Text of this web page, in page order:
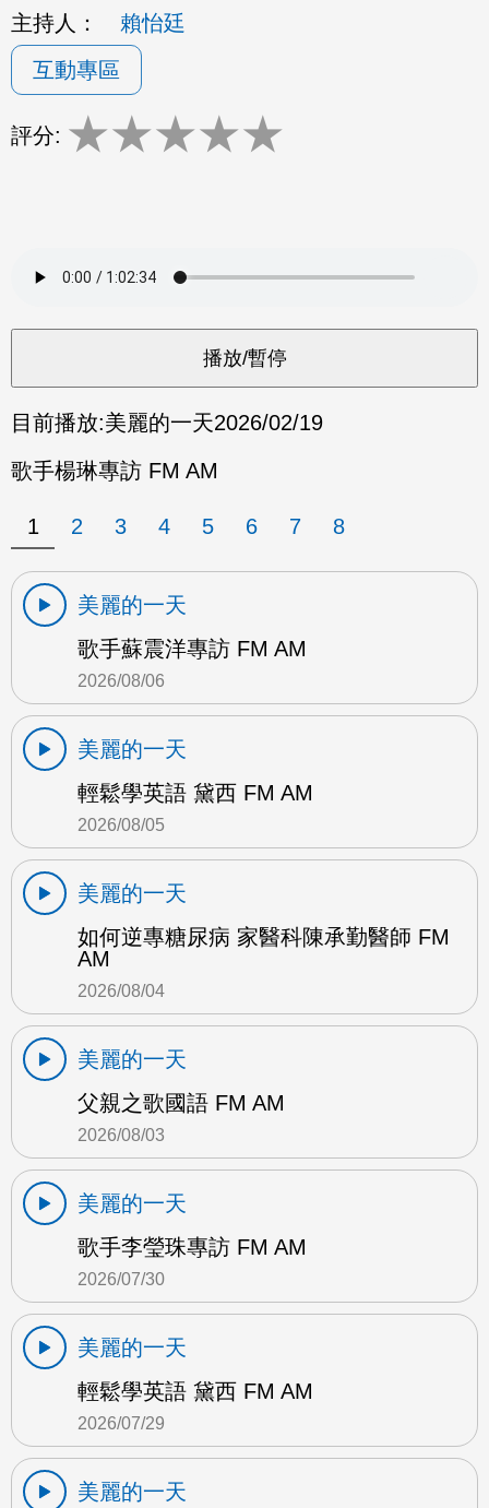
主持人：
賴怡廷
互動專區
評分: ★★★★★
目前播放:美麗的一天2026/02/19
歌手楊琳專訪 FM AM
1 2 3 4 5 6 7 8
美麗的一天
歌手蘇震洋專訪 FM AM
2026/08/06
美麗的一天
輕鬆學英語 黛西 FM AM
2026/08/05
美麗的一天
如何逆專糖尿病 家醫科陳承勤醫師 FM
AM
2026/08/04
美麗的一天
父親之歌國語 FM AM
2026/08/03
美麗的一天
歌手李瑩珠專訪 FM AM
2026/07/30
美麗的一天
輕鬆學英語 黛西 FM AM
2026/07/29
美麗的一天